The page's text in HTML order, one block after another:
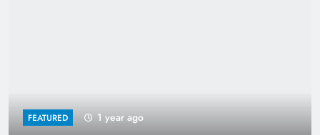
FEATURED 1 year ago